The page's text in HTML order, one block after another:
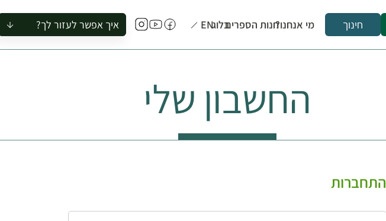
חינוך מי אנחנו?חנות הספריםבלוגEN איך אפשר לעזור לך?
להזמין סיור לקבוצה
לתאם ביקור בצריף
החשבון שלי
התחברות